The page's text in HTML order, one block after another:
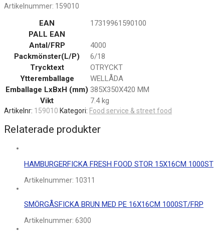
Artikelnummer: 159010
EAN
17319961590100
PALL EAN
Antal/FRP
4000
Packmönster(L/P)
6/18
Trycktext
OTRYCKT
Ytteremballage
WELLÅDA
Emballage LxBxH (mm) 385X350X420 MM
Vikt
7.4 kg
Artikelnr: 159010 Kategori: Food service & street food
Relaterade produkter
HAMBURGERFICKA FRESH FOOD STOR 15X16CM 1000ST
Artikelnummer: 10311
SMÖRGÅSFICKA BRUN MED PE 16X16CM 1000ST/FRP
Artikelnummer: 6300